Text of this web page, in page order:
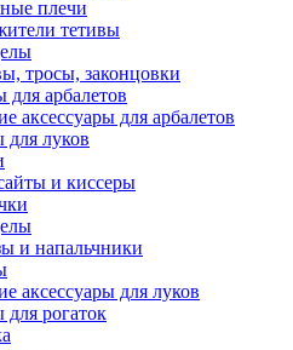
плечи
тетивы
тросы, законцовки
для арбалетов
аксессуары для арбалетов
для луков
и киссеры
и напальчники
аксессуары для луков
для рогаток